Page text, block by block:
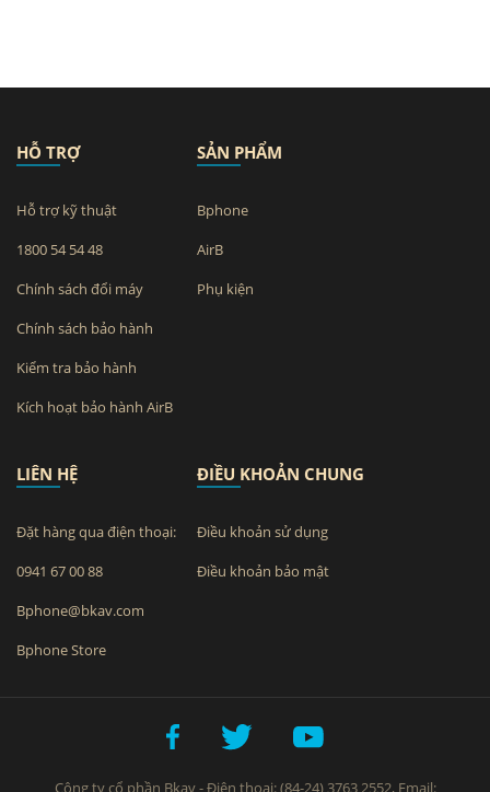
HỖ TRỢ
Hỗ trợ kỹ thuật
1800 54 54 48
Chính sách đổi máy
Chính sách bảo hành
Kiểm tra bảo hành
Kích hoạt bảo hành AirB
SẢN PHẨM
Bphone
AirB
Phụ kiện
LIÊN HỆ
Đặt hàng qua điện thoại:
0941 67 00 88
Bphone@bkav.com
Bphone Store
ĐIỀU KHOẢN CHUNG
Điều khoản sử dụng
Điều khoản bảo mật
Công ty cổ phần Bkav - Điện thoại: (84-24) 3763 2552, Email: